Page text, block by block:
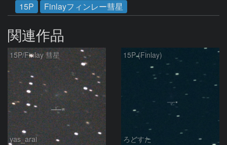
15P
Finlayフィンレー彗星
関連作品
15P/Finlay 彗星
yas_arai
15P (Finlay)
ろどすた